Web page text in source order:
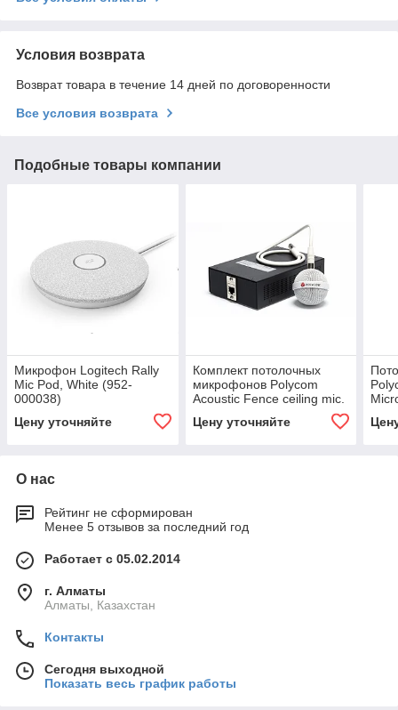
Условия возврата
Возврат товара в течение 14 дней по договоренности
Все условия возврата
Подобные товары компании
Микрофон Logitech Rally
Mic Pod, White (952-
000038)
Цену уточняйте
Комплект потолочных
микрофонов Polycom
Acoustic Fence ceiling mic.
array kit (8200-84764-001)
Цену уточняйте
002)
О нас
Рейтинг не сформирован
Менее 5 отзывов за последний год
Работает с 05.02.2014
г. Алматы
Алматы, Казахстан
Контакты
Сегодня выходной
Показать весь график работы